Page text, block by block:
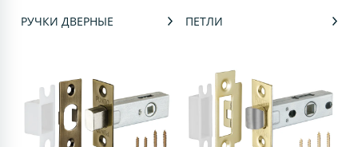
РУЧКИ ДВЕРНЫЕ ПЕТЛИ